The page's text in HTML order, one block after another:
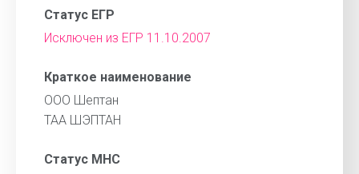
Статус ЕГР
Исключен из ЕГР 11.10.2007
Краткое наименование
ООО Шептан
ТАА ШЭПТАН
Статус МНС